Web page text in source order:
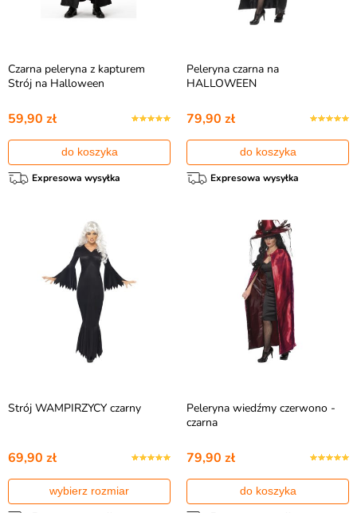
Czarna peleryna z kapturem
Strój na Halloween
59,90 zł
do koszyka
Expresowa wysyłka
Peleryna czarna na
HALLOWEEN
79,90 zł
do koszyka
Expresowa wysyłka
Strój WAMPIRZYCY czarny
69,90 zł
wybierz rozmiar
Peleryna wiedźmy czerwono -
czarna
79,90 zł
do koszyka